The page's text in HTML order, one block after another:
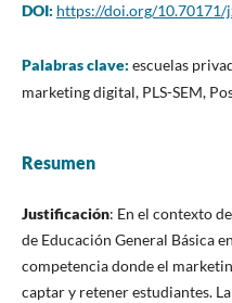
DOI: https://doi.org/10.70171/
Palabras clave: escuelas
marketing digital, PLS-SEM,
Resumen
Justificación: En el contexto
de Educación General Básica
competencia donde el
captar y retener estudiantes.